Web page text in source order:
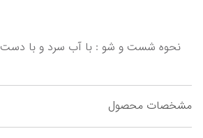
نحوه شست و شو : با آب سرد و با دست
مشخصات محصول